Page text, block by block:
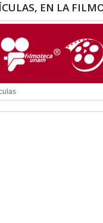
EN LA